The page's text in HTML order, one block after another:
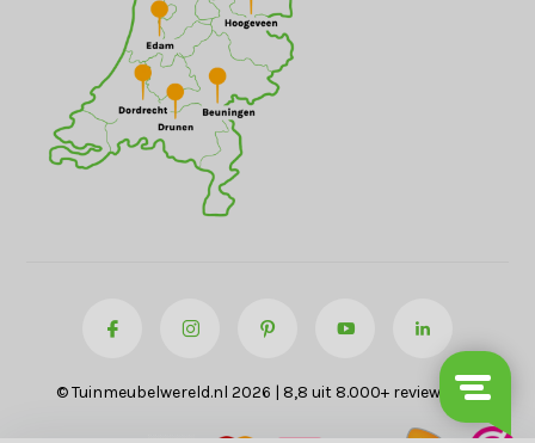
© Tuinmeubelwereld.nl 2026 | 8,8 uit 8.000+ reviews